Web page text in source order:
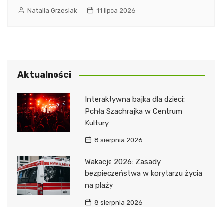
Natalia Grzesiak 11 lipca 2026
Aktualności
Interaktywna bajka dla dzieci:
Pchła Szachrajka w Centrum
Kultury
8 sierpnia 2026
Wakacje 2026: Zasady
bezpieczeństwa w korytarzu życia
na plaży
8 sierpnia 2026